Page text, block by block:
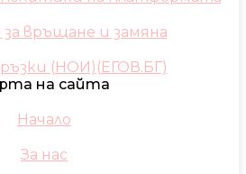
връщане и замяна
(НОИ)(ЕГОВ.БГ)
на сайта
Начало
За нас